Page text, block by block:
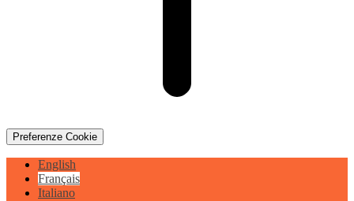
Preferenze Cookie
English
Français
Italiano